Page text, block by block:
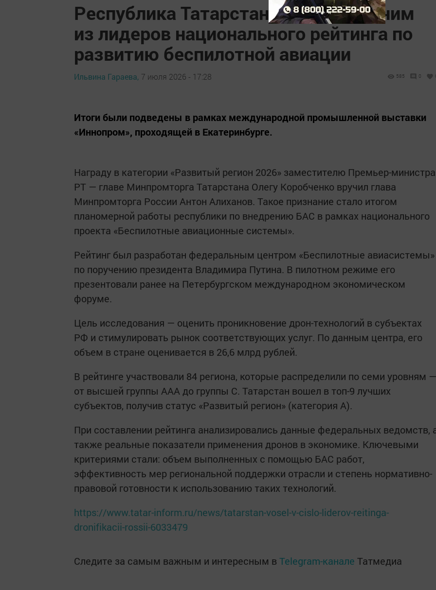
Республика Татарстан признана одним
из лидеров национального рейтинга по
развитию беспилотной авиации
Ильвина Гараева, 7 июля 2026 - 17:28 585 0
Итоги были подведены в рамках международной промышленной выставки
«Иннопром», проходящей в Екатеринбурге.
Награду в категории «Развитый регион 2026» заместителю Премьер-министра
РТ — главе Минпромторга Татарстана Олегу Коробченко вручил глава
Минпромторга России Антон Алиханов. Такое признание стало итогом
планомерной работы республики по внедрению БАС в рамках национального
проекта «Беспилотные авиационные системы».
Рейтинг был разработан федеральным центром «Беспилотные авиасистемы»
по поручению президента Владимира Путина. В пилотном режиме его
презентовали ранее на Петербургском международном экономическом
форуме.
Цель исследования — оценить проникновение дрон-технологий в субъектах
РФ и стимулировать рынок соответствующих услуг. По данным центра, его
объем в стране оценивается в 26,6 млрд рублей.
В рейтинге участвовали 84 региона, которые распределили по семи уровням —
от высшей группы ААА до группы С. Татарстан вошел в топ-9 лучших
субъектов, получив статус «Развитый регион» (категория А).
При составлении рейтинга анализировались данные федеральных ведомств,
также реальные показатели применения дронов в экономике. Ключевыми
критериями стали: объем выполненных с помощью БАС работ,
эффективность мер региональной поддержки отрасли и степень нормативно-
правовой готовности к использованию таких технологий.
https://www.tatar-inform.ru/news/tatarstan-vosel-v-cislo-liderov-reitinga-
dronifikacii-rossii-6033479
Следите за самым важным и интересным в Telegram-канале Татмедиа